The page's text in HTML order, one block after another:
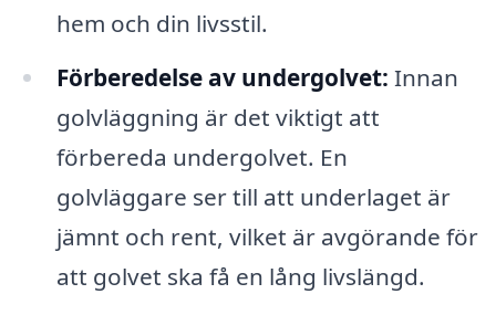
hem och din livsstil.
Förberedelse av undergolvet: Innan
golvläggning är det viktigt att
förbereda undergolvet. En
golvläggare ser till att underlaget är
jämnt och rent, vilket är avgörande för
att golvet ska få en lång livslängd.